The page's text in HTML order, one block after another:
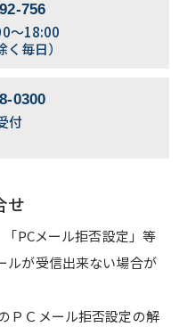
756
～18:00
く毎日）
0300
付
せ
PCメール拒否設定」等
ルが受信出来ない場合が
Ｃメール拒否設定の解